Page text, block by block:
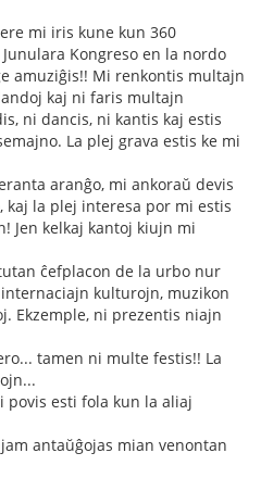
mi iris kune kun 360
Kongreso en la nordo
amuziĝis!! Mi renkontis multajn
kaj ni faris multajn
ni dancis, ni kantis kaj estis
La plej grava estis ke mi
aranĝo, mi ankoraŭ devis
la plej interesa por mi estis
Jen kelkaj kantoj kiujn mi
ĉefplacon de la urbo nur
kulturojn, muzikon
Ekzemple, ni prezentis niajn
tamen ni multe festis!! La
povis esti fola kun la aliaj
antaŭĝojas mian venontan